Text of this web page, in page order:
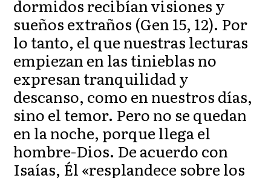
dormidos recibían visiones y
sueños extraños (Gen 15, 12). Por
lo tanto, el que nuestras lecturas
empiezan en las tinieblas no
expresan tranquilidad y
descanso, como en nuestros días,
sino el temor. Pero no se quedan
en la noche, porque llega el
hombre-Dios. De acuerdo con
Isaías, Él «resplandece sobre los